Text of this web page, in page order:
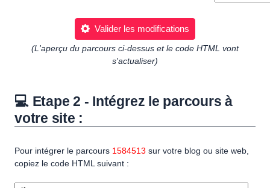
Valider les modifications
(L'aperçu du parcours ci-dessus et le code HTML vont
s'actualiser)
💻 Etape 2 - Intégrez le parcours à
votre site :
Pour intégrer le parcours 1584513 sur votre blog ou site web,
copiez le code HTML suivant :